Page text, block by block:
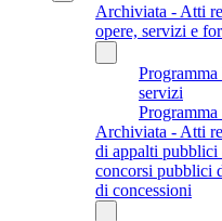
Archiviata - Atti
opere, servizi e
servizi
Archiviata - Atti
di appalti pubblici
concorsi pubblici
di concessioni